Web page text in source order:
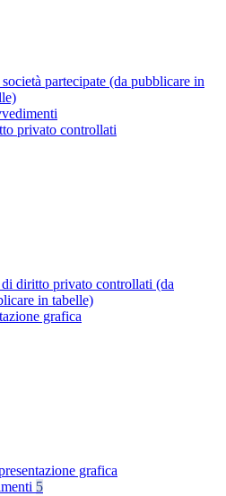
partecipate (da pubblicare in
privato controllati
diritto privato controllati (da
in tabelle)
grafica
grafica
5